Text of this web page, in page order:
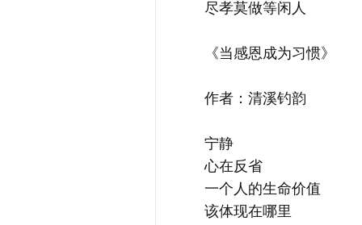
尽孝莫做等闲人
《当感恩成为习惯》
作者：清溪钓韵
宁静
心在反省
一个人的生命价值
该体现在哪里